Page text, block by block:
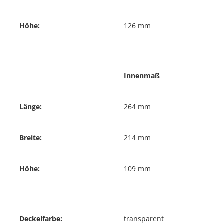
Höhe: 126 mm
Innenmaß
Länge: 264 mm
Breite: 214 mm
Höhe: 109 mm
Deckelfarbe: transparent